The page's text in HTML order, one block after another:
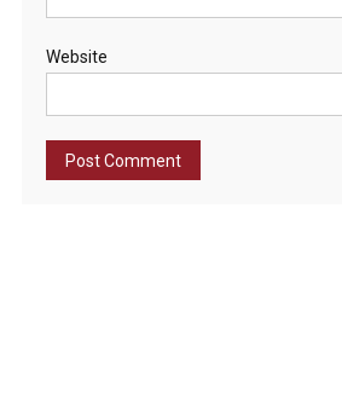
Website